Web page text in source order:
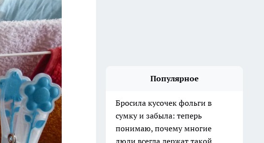
Популярное
Бросила кусочек фольги в
сумку и забыла: теперь
понимаю, почему многие
люди всегда держат такой